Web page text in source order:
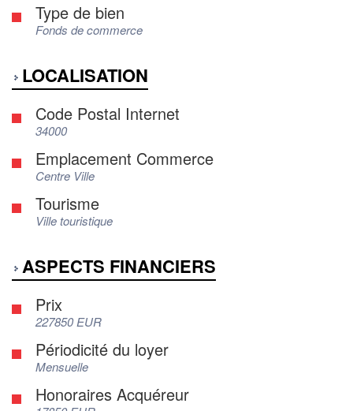
Type de bien
Fonds de commerce
LOCALISATION
Code Postal Internet
34000
Emplacement Commerce
Centre Ville
Tourisme
Ville touristique
ASPECTS FINANCIERS
Prix
227850 EUR
Périodicité du loyer
Mensuelle
Honoraires Acquéreur